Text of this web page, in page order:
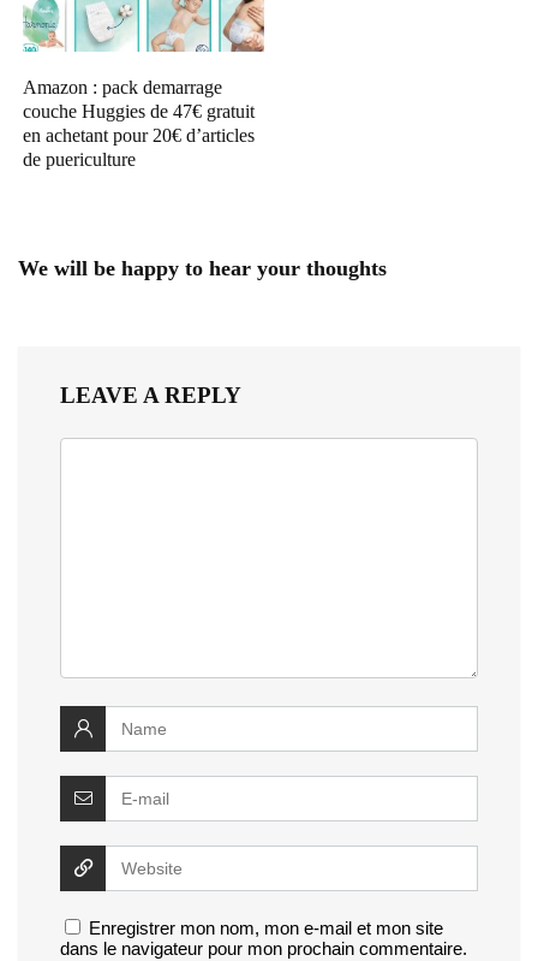
Amazon : pack demarrage
couche Huggies de 47€ gratuit
en achetant pour 20€ d’articles
de puericulture
We will be happy to hear your thoughts
LEAVE A REPLY
Enregistrer mon nom, mon e-mail et mon site
dans le navigateur pour mon prochain commentaire.